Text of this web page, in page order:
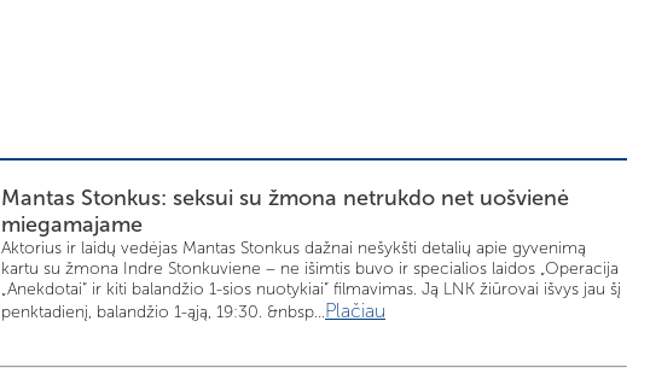
Mantas Stonkus: seksui su žmona netrukdo net uošvienė
miegamajame
Aktorius ir laidų vedėjas Mantas Stonkus dažnai nešykšti detalių apie gyvenimą
kartu su žmona Indre Stonkuviene – ne išimtis buvo ir specialios laidos „Operacija
„Anekdotai“ ir kiti balandžio 1-sios nuotykiai” filmavimas. Ją LNK žiūrovai išvys jau šį
penktadienį, balandžio 1-ąją, 19:30. &nbsp...Plačiau